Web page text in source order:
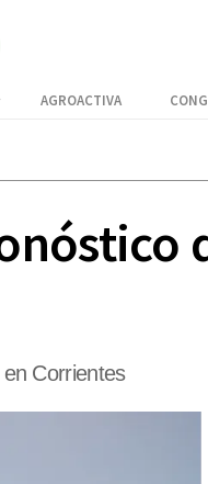
AGROACTIVA
Corrientes